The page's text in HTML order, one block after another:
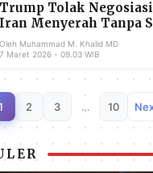
Trump Tolak
Iran Menyerah Tanpa
Ketujuh Perang
Oleh Muhammad M. Khalid MD
7 Maret 2026 - 09.03 WIB
2 3 … 10